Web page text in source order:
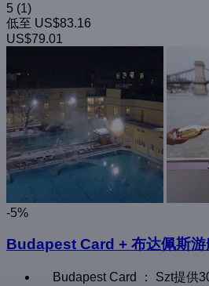
5 (1)
低至 US$83.16
US$79.01
-5%
Budapest Card + 布达佩斯游
Budapest Card ： Szt提供